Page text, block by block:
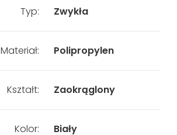
Typ: Zwykła
Materiał: Polipropylen
Kształt: Zaokrąglony
Kolor: Biały